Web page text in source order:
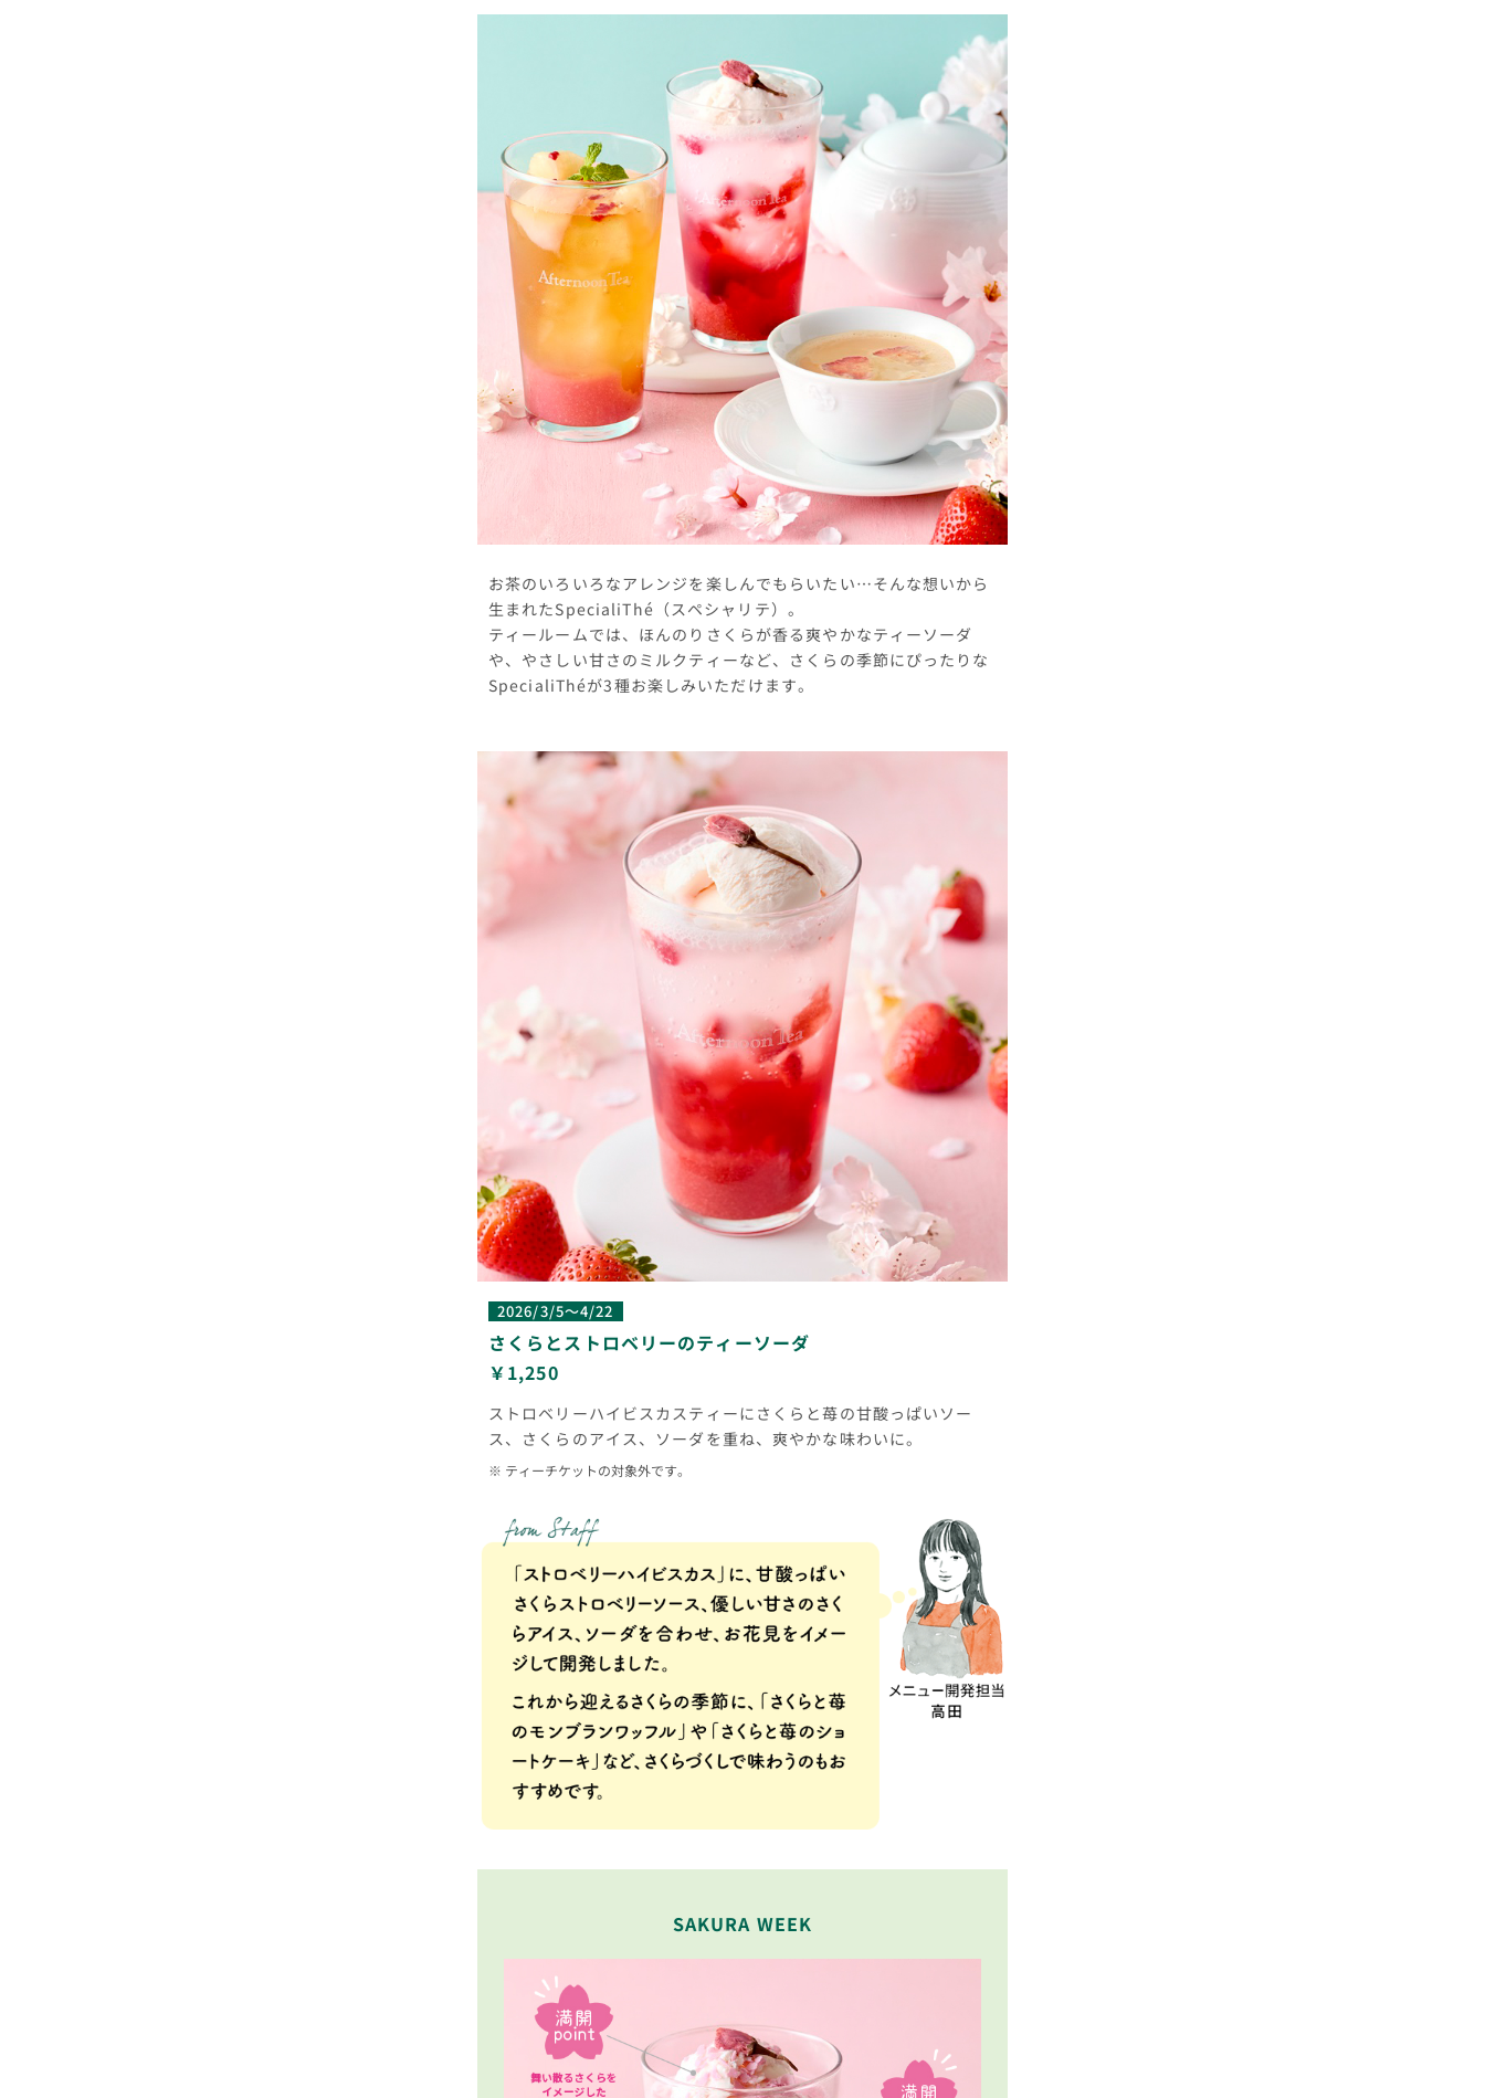
お茶のいろいろなアレンジを楽しんでもらいたい…そんな想いから
生まれたSpecialiThé（スペシャリテ）。
ティールームでは、ほんのりさくらが香る爽やかなティーソーダ
や、やさしい甘さのミルクティーなど、さくらの季節にぴったりな
SpecialiThéが3種お楽しみいただけます。
2026/3/5～4/22
さくらとストロベリーのティーソーダ
￥1,250
ストロベリーハイビスカスティーにさくらと苺の甘酸っぱいソー
ス、さくらのアイス、ソーダを重ね、爽やかな味わいに。
ティーチケットの対象外です。
SAKURA WEEK